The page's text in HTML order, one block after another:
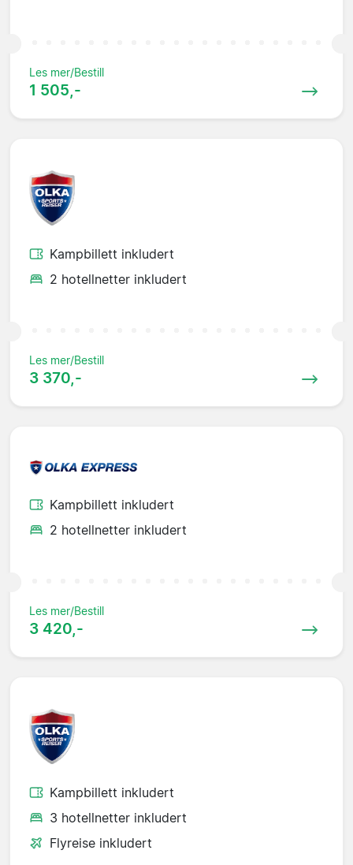
Les mer/Bestill
1 505,-
Kampbillett inkludert
2 hotellnetter inkludert
Les mer/Bestill
3 370,-
Kampbillett inkludert
2 hotellnetter inkludert
Les mer/Bestill
3 420,-
Kampbillett inkludert
3 hotellnetter inkludert
Flyreise inkludert